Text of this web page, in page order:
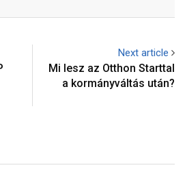
Next article
Mi lesz az Otthon Starttal
a kormányváltás után?